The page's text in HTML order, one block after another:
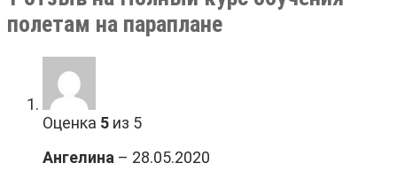
полетам на параплане
Оценка 5 из 5
Ангелина – 28.05.2020